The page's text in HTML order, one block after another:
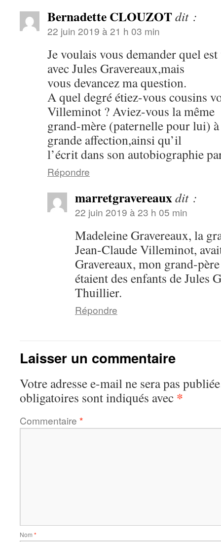
Bernadette CLOUZOTdit :
22 juin 2019 à 21 h 03 min
Je voulais vous demander quel
avec Jules Gravereaux,mais
vous devancez ma question.
A quel degré étiez-vous cousins
Villeminot ? Aviez-vous la même
grand-mère (paternelle pour lui)
grande affection,ainsi qu’il
l’écrit dans son autobiographie
Répondre
marretgravereauxdit :
22 juin 2019 à 23 h 05 min
Madeleine Gravereaux, la
Jean-Claude Villeminot,
Gravereaux, mon grand-
étaient des enfants de Jules
Thuillier.
Répondre
Laisser un commentaire
Votre adresse e-mail ne sera pas
obligatoires sont indiqués avec *
Commentaire *
Nom *